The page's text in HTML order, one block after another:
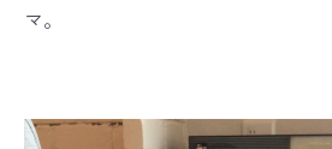
マ。